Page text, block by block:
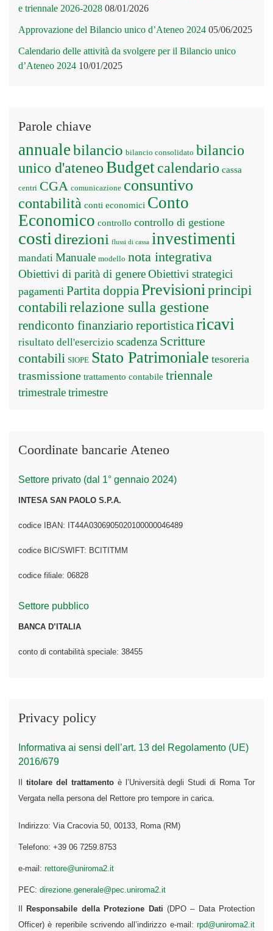
e triennale 2026-2028 08/01/2026
Approvazione del Bilancio unico d’Ateneo 2024 05/06/2025
Calendario delle attività da svolgere per il Bilancio unico
d’Ateneo 2024 10/01/2025
Parole chiave
annualebilancio bilancio consolidato bilancio
unico d'ateneoBudgetcalendario cassa
centri CGA comunicazione consuntivo
contabilità conti economici Conto
Economico controllo controllo di gestione
costi direzioni flussi di cassa investimenti
mandati Manuale modello nota integrativa
Obiettivi di parità di genereObiettivi strategici
pagamenti Partita doppiaPrevisioniprincipi
contabilirelazione sulla gestione
rendiconto finanziario reportisticaricavi
risultato dell'esercizio scadenza Scritture
contabili SIOPE Stato Patrimoniale tesoreria
trasmissione trattamento contabile triennale
trimestraletrimestre
Coordinate bancarie Ateneo
Settore privato (dal 1° gennaio 2024)
INTESA SAN PAOLO S.P.A.
codice IBAN: IT44A0306905020100000046489
codice BIC/SWIFT: BCITITMM
codice filiale: 06828
Settore pubblico
BANCA D’ITALIA
conto di contabilità speciale: 38455
Privacy policy
Informativa ai sensi dell’art. 13 del Regolamento (UE)
2016/679
titolare del trattamentoè l’Università degli Studi di Roma Tor
Vergata nella persona del Rettore pro tempore in carica.
Indirizzo: Via Cracovia 50, 00133, Roma (RM)
Telefono: +39 06 7259.8753
e-mail: rettore@uniroma2.it
PEC: direzione.generale@pec.uniroma2.it
Responsabile della Protezione Dati (DPO – Data Protection
Officer) è reperibile scrivendo all’indirizzo e-mail: rpd@uniroma2.it